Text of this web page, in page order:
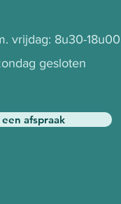
vrijdag: 8u30-18u00
gesloten
afspraak